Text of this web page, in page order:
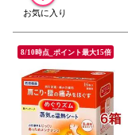
8/10時点_ポイント最大15倍